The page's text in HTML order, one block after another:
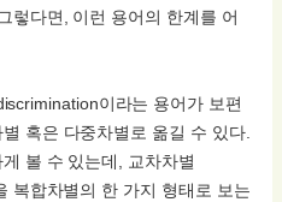
렇다면, 이런 용어의 한계를 어
이라는 용어가 보편
혹은 다중차별로 옮길 수 있다.
볼 수 있는데, 교차차별
복합차별의 한 가지 형태로 보는